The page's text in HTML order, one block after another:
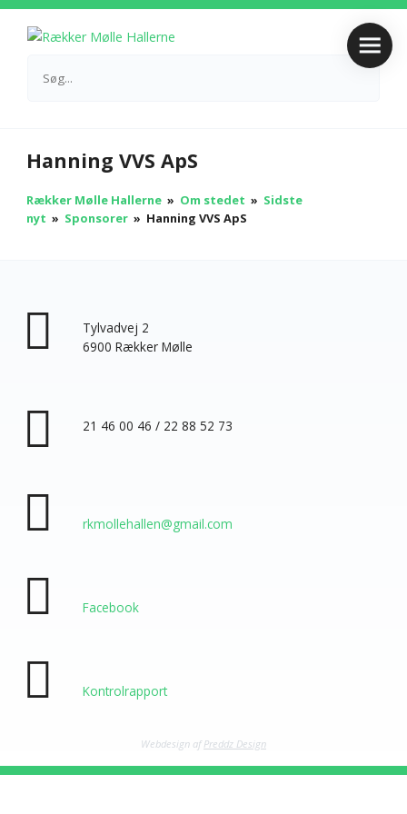
Hanning VVS ApS
Rækker Mølle Hallerne» Om stedet » Sidste
nyt » Sponsorer» Hanning VVS ApS
Tylvadvej 2
6900 Rækker Mølle
21 46 00 46 / 22 88 52 73
rkmollehallen@gmail.com
Facebook
Kontrolrapport
Webdesign afPreddz Design
Nødvendig
Nødvendige
cookies
hjemmeside
aktivere
såsom side-
navigation og
adgang til sikre
Hjemmesiden
fungere